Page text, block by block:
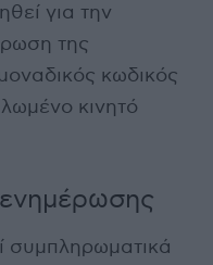
για την
της
κωδικός
κινητό
ενημέρωσης
συμπληρωματικά